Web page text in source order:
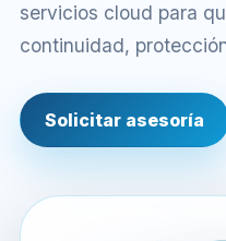
servicios cloud para
continuidad,
Solicitar asesoría